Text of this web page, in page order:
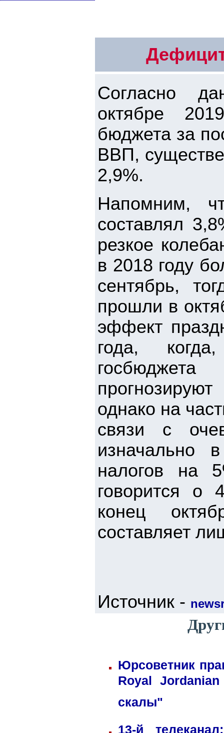
Согласно
октябре
бюджета за
ВВП,
2,9%.
Напомним,
составлял
резкое
в 2018 году
сентябрь,
прошли в
эффект
года,
однако на
связи с
изначально
налогов на
говорится о
конец
составляет
Источник -
Юрсоветник
Royal
скалы"
13-й